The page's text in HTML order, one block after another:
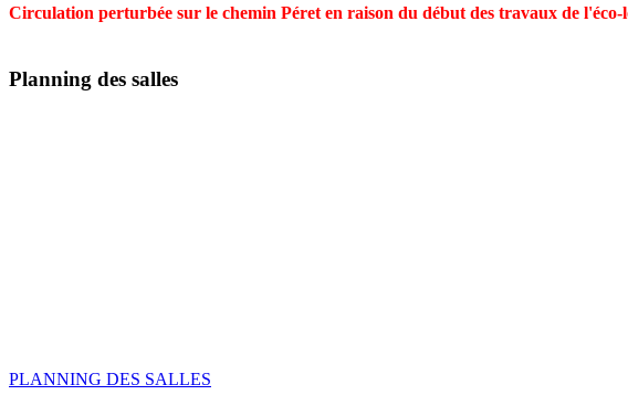
Circulation perturbée sur le chemin Péret en raison du début des travaux de
Planning des salles
PLANNING DES SALLES